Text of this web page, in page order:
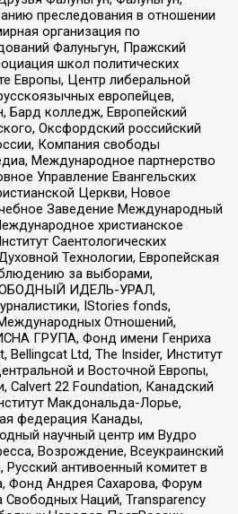
преследования в отношении
организация по
Фалуньгун, Пражский
школ политических
Европы, Центр либеральной
европейцев,
Бард колледж, Европейский
Оксфордский российский
Компания свободы
Международное партнерство
Управление Евангельских
Церкви, Новое
Заведение Международный
христианское
Саентологических
Технологии, Европейская
за выборами,
ИДЕЛЬ-УРАЛ,
IStories fonds,
Отношений,
ГРУПА, Фонд имени Генриха
Bellingcat Ltd, The Insider, Институт
и Восточной Европы,
Calvert 22 Foundation, Канадский
Макдональда-Лорье,
федерация Канады,
научный центр им Вудро
Возрождение, Всеукраинский
антивоенный комитет в
Фонд Андрея Сахарова, Форум
Свободных Наций, Transparеncy